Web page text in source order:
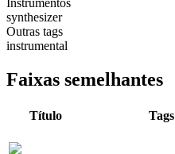
synthesizer
Outras tags
instrumental
Faixas semelhantes
Título Tags